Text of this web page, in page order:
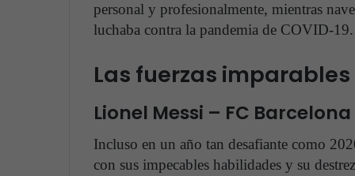
personal y profesionalmente, mientras
luchaba contra la pandemia de COVID-19.
Las fuerzas imparables
Lionel Messi – FC
Incluso en un año tan desafiante como
con sus impecables habilidades y su